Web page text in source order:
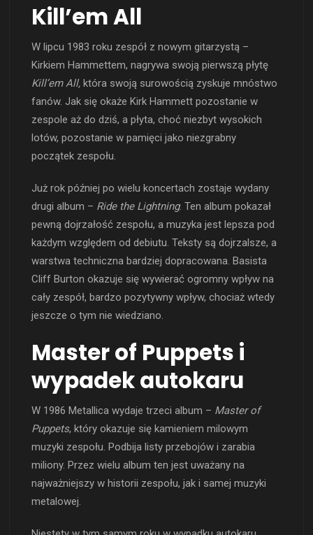
Kill’em All
W lipcu 1983 roku zespół z nowym gitarzystą –
Kirkiem Hammettem, nagrywa swoją pierwszą płytę
Kill’em All,która swoją surowością zyskuje mnóstwo
fanów. Jak się okaże Kirk Hammett pozostanie w
zespole aż do dziś, a płyta, choć niezbyt wysokich
lotów, pozostanie w pamięci jako niezgrabny
początek zespołu.
Już rok później po wielu koncertach zostaje wydany
drugi album – Ride the Lightning. Ten album pokazał
pewną dojrzałość zespołu, a muzyka jest lepsza pod
każdym względem od debiutu. Teksty są dojrzalsze, a
warstwa techniczna bardziej dopracowana. Basista
Cliff Burton okazuje się wywierać ogromny wpływ na
cały zespół, bardzo pozytywny wpływ, chociaż wtedy
jeszcze o tym nie wiedziano.
Master of Puppets i
wypadek autokaru
W 1986 Metallica wydaje trzeci album – Master of
Puppets, który okazuje się kamieniem milowym
muzyki zespołu. Podbija listy przebojów i zarabia
miliony. Przez wielu album ten jest uważany na
najważniejszy w historii zespołu, jak i samej muzyki
metalowej.